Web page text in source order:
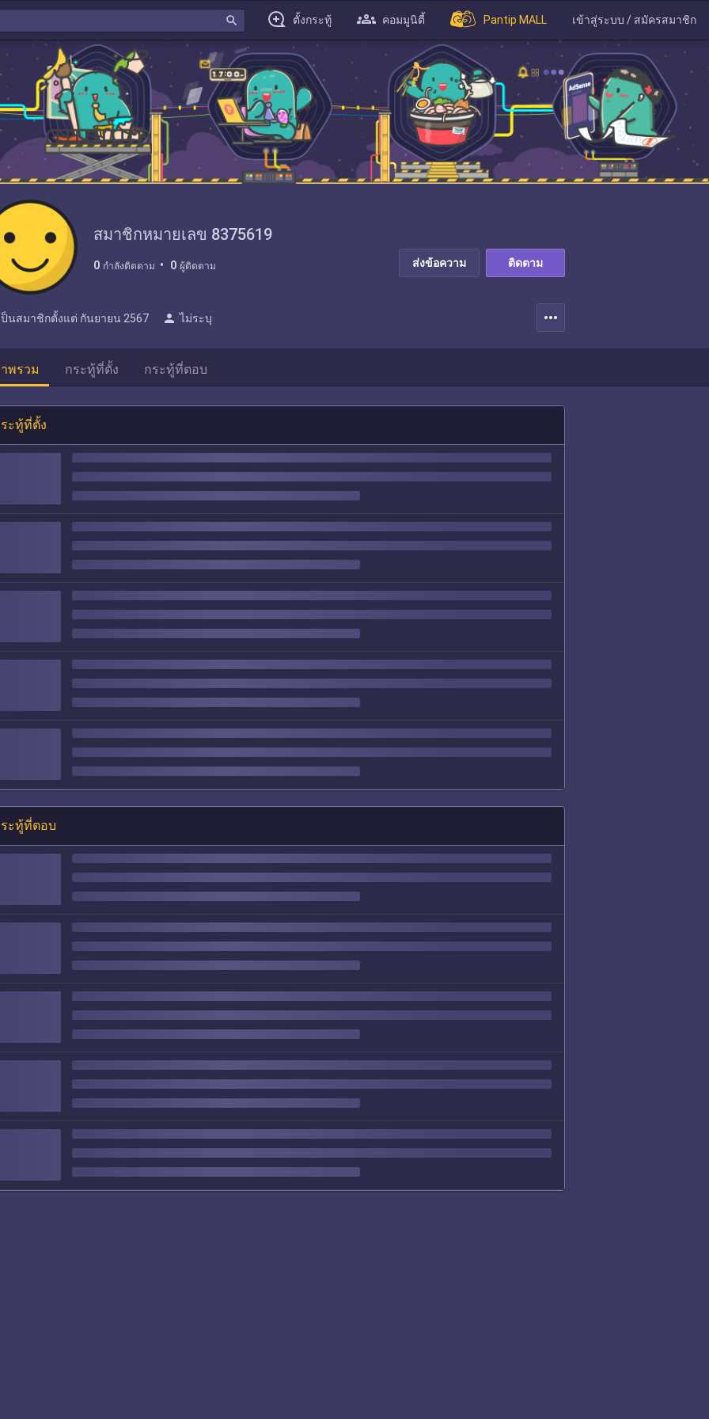
search ตั้งกระทู้ คอมมูนิตี้ Pantip MALL เข้าสู่ระบบ / สมัครสมาชิก
สมาชิกหมายเลข 8375619
0 กำลังติดตาม 0 ผู้ติดตาม ส่งข้อความ ติดตาม
ป็นสมาชิกตั้งแต่ กันยายน 2567 person ไม่ระบุ more_horiz
พรวม กระทู้ที่ตั้ง กระทู้ที่ตอบ
ะทู้ที่ตั้ง
ะทู้ที่ตอบ